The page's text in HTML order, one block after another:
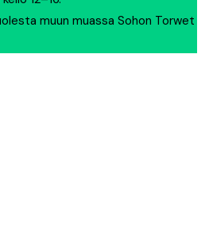
muun muassa Sohon Torwet